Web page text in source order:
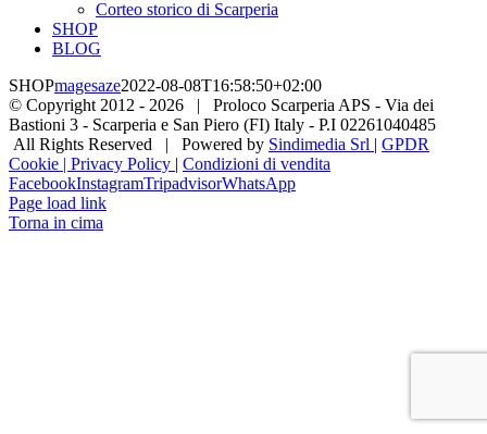
Corteo storico di Scarperia
SHOP
BLOG
SHOPmagesaze2022-08-08T16:58:50+02:00
© Copyright 2012 - 2026 | Proloco Scarperia APS - Via dei
Bastioni 3 - Scarperia e San Piero (FI) Italy - P.I 02261040485
All Rights Reserved | Powered by Sindimedia Srl | GPDR
Cookie | Privacy Policy | Condizioni di vendita
FacebookInstagramTripadvisorWhatsApp
Page load link
Torna in cima